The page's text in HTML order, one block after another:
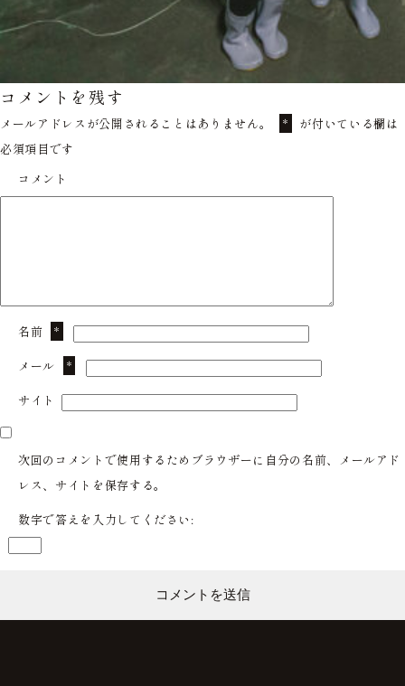
コメントを残す
メールアドレスが公開されることはありません。 *
が付いている欄は
必須項目です
コメント
名前 *
メール *
サイト
次回のコメントで使用するためブラウザーに自分の名前、メールアド
レス、サイトを保存する。
数字で答えを入力してください: